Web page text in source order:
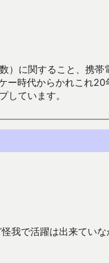
）に関すること、携
ー時代からかれこ
ています。
我で活躍は出来てい